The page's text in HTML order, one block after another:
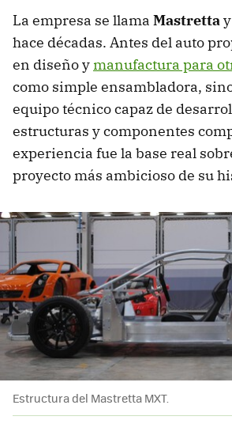
La empresa se llama Mastretta
hace décadas. Antes del auto
en diseño ymanufactura para
como simple ensambladora,
equipo técnico capaz de
estructuras y componentes
experiencia fue la base real
proyecto más ambicioso de su
Estructura del Mastretta MXT.